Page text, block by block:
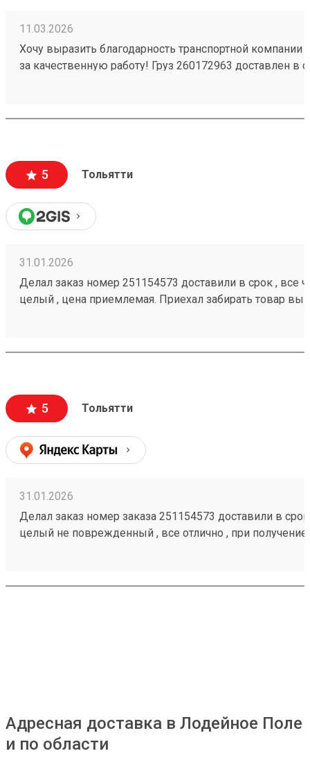
11.03.2026
Хочу выразить благодарность транспортной компании
за качественную работу! Груз 260172963 доставлен в
5 Тольятти
31.01.2026
Делал заказ номер 251154573 доставили в срок , все
целый , цена приемлемая. Приехал забирать товар
5 Тольятти
31.01.2026
Делал заказ номер заказа 251154573 доставили в
целый не поврежденный , все отлично , при
Адресная доставка в Лодейное Поле
и по области